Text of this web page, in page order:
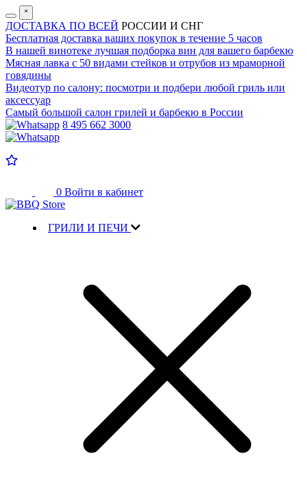
˟
ДОСТАВКА ПО ВСЕЙ РОССИИ И СНГ
Бесплатная доставка ваших покупок в течение 5 часов
В нашей винотеке лучшая подборка вин для вашего барбекю
Мясная лавка с 50 видами стейков и отрубов из мраморной
говядины
Видеотур по салону: посмотри и подбери любой гриль или
аксессуар
Самый большой салон грилей и барбекю в России
8 495 662 3000
0 Войти в кабинет
ГРИЛИ И ПЕЧИ